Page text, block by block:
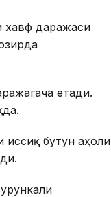
хавф даражаси
етади.
иссиқ бутун аҳоли